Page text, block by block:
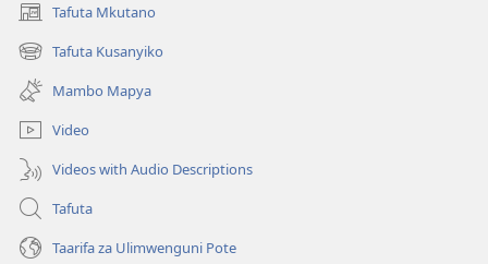
Tafuta Mkutano
(opens
new
window)
Tafuta Kusanyiko
(opens
new
window)
Mambo Mapya
Video
Videos with Audio Descriptions
Tafuta
Taarifa za Ulimwenguni Pote